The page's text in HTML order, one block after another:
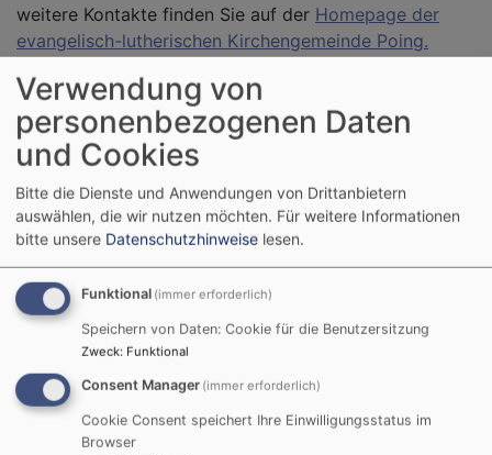
weitere Kontakte finden Sie auf der Homepage der
evangelisch-lutherischen Kirchengemeinde Poing.
Pfarrer
Michael Simonsen
E-Mailmichael.simonsen@elkb.de
Verwendung von
personenbezogenen Daten
und Cookies
Bitte die Dienste und Anwendungen von Drittanbietern
auswählen, die wir nutzen möchten. Für weitere Informationen
bitte unsere Datenschutzhinweise lesen.
Funktional (immer erforderlich)
Speichern von Daten: Cookie für die Benutzersitzung
Zweck: Funktional
Consent Manager (immer erforderlich)
Cookie Consent speichert Ihre Einwilligungsstatus im
Browser